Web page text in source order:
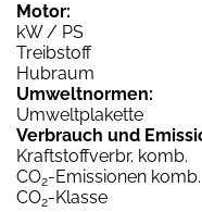
Motor:
kW / PS
Treibstoff
Hubraum
Umweltnormen:
Umweltplakette
Verbrauch und
Kraftstoffverbr. komb.
CO2-Emissionen komb.
CO2-Klasse